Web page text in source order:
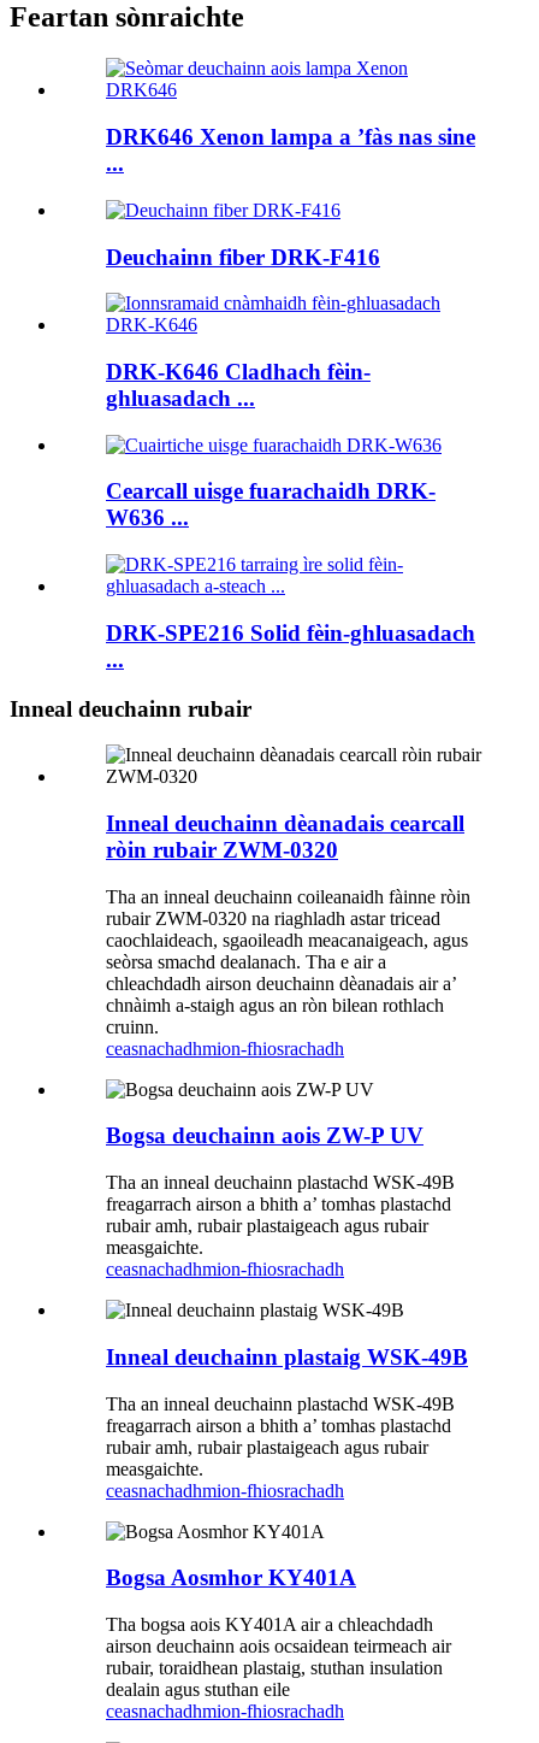
Feartan sònraichte
DRK646 Xenon lampa a ’fàs nas sine
...
Deuchainn fiber DRK-F416
DRK-K646 Cladhach fèin-
ghluasadach ...
Cearcall uisge fuarachaidh DRK-
W636 ...
DRK-SPE216 Solid fèin-ghluasadach
...
Inneal deuchainn rubair
Inneal deuchainn dèanadais cearcall
ròin rubair ZWM-0320
Tha an inneal deuchainn coileanaidh fàinne ròin
rubair ZWM-0320 na riaghladh astar tricead
caochlaideach, sgaoileadh meacanaigeach, agus
seòrsa smachd dealanach. Tha e air a
chleachdadh airson deuchainn dèanadais air a’
chnàimh a-staigh agus an ròn bilean rothlach
cruinn.
ceasnachadhmion-fhiosrachadh
Bogsa deuchainn aois ZW-P UV
Tha an inneal deuchainn plastachd WSK-49B
freagarrach airson a bhith a’ tomhas plastachd
rubair amh, rubair plastaigeach agus rubair
measgaichte.
ceasnachadhmion-fhiosrachadh
Inneal deuchainn plastaig WSK-49B
Tha an inneal deuchainn plastachd WSK-49B
freagarrach airson a bhith a’ tomhas plastachd
rubair amh, rubair plastaigeach agus rubair
measgaichte.
ceasnachadhmion-fhiosrachadh
Bogsa Aosmhor KY401A
Tha bogsa aois KY401A air a chleachdadh
airson deuchainn aois ocsaidean teirmeach air
rubair, toraidhean plastaig, stuthan insulation
dealain agus stuthan eile
ceasnachadhmion-fhiosrachadh